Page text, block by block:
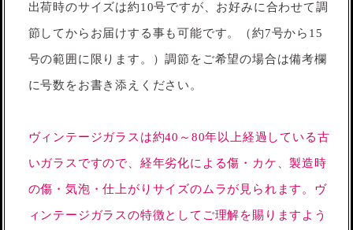
出荷時のサイズは約10号ですが、お好みに合わせて調
節してからお届けする事も可能です。（約7号から15
号の範囲に限ります。）調節をご希望の場合は備考欄
に号数をお書き添えください。
ヴィンテージガラスは約40～80年以上経過している古
いガラスですので、経年劣化による傷・カケ、製造時
の傷・気泡・仕上がりサイズのムラが見られます。ヴ
ィンテージガラスの特徴としてご理解を賜りますよう